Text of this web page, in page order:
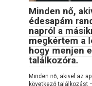
Minden nő,
édesapám
napról a
megkértem a
hogy menjen
találkozóra.
Minden nő, akivel az
következő találkozást